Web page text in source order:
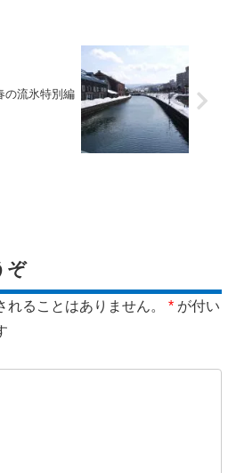
の流氷特別編
ぞ
れることはありません。 * が付い